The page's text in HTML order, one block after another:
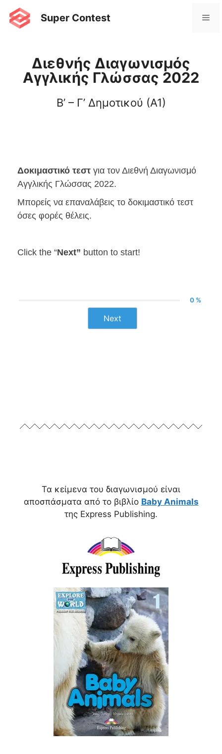
Super Contest
Διεθνής Διαγωνισμός
Αγγλικής Γλώσσας 2022
Β’ – Γ’ Δημοτικού (Α1)
Δοκιμαστικό τεστ για τον Διεθνή Διαγωνισμό
Αγγλικής Γλώσσας 2022.
Μπορείς να επαναλάβεις το δοκιμαστικό τεστ
όσες φορές θέλεις.
Click the “Next” button to start!
0 %
Next
Τα κείμενα του διαγωνισμού είναι
αποσπάσματα από το βιβλίο Baby Animals
της Express Publishing.